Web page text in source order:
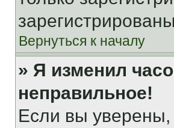
Вернуться к началу
» Я изменил
неправильное!
Если вы уверены,